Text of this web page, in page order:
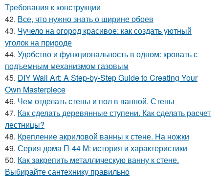
Требования к конструкции
42. Все, что нужно знать о ширине обоев
43. Чучело на огород красивое: как создать уютный
уголок на природе
44. Удобство и функциональность в одном: кровать с
подъемным механизмом газовым
45. DIY Wall Art: A Step-by-Step Guide to Creating Your
Own Masterpiece
46. Чем отделать стены и пол в ванной. Стены
47. Как сделать деревянные ступени. Как сделать расчет
лестницы?
48. Крепление акриловой ванны к стене. На ножки
49. Серия дома П-44 М: история и характеристики
50. Как закрепить металлическую ванну к стене.
Выбирайте сантехнику правильно